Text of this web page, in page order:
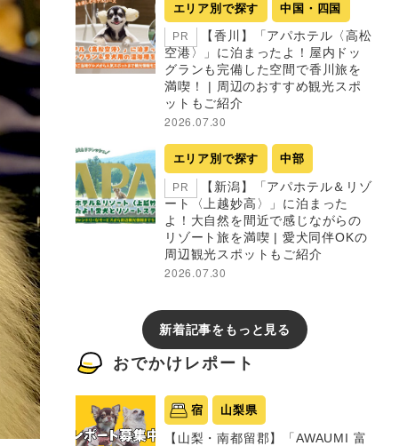
エリア別で探す 中国・四国
PR
【香川】「アパホテル〈高松
空港〉」に泊まったよ！屋内ドッ
グランも完備した空間で香川旅を
満喫！ | 周辺のおすすめ観光スポ
ットもご紹介
2026.07.30
エリア別で探す 中部
PR
【新潟】「アパホテル＆リゾ
ート〈上越妙高〉」に泊まった
よ！大自然を間近で感じながらの
リゾート旅を満喫 | 愛犬同伴OKの
周辺観光スポットもご紹介
2026.07.30
新着記事をもっと見る
おでかけレポート
宿 山梨県
【山梨・南都留郡】「AWAUMI 富